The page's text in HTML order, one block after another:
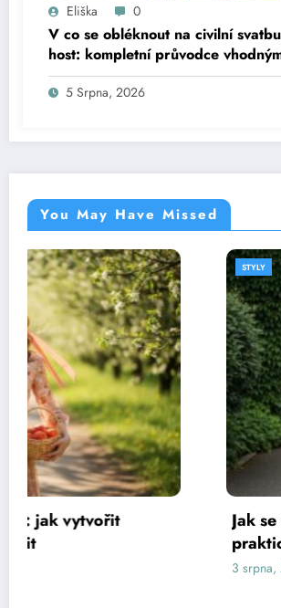
Eliška 0
V co se obléknout na civilní
host: kompletní průvodce
oblečením
5 Srpna, 2026
You May Have Missed
STYLY
Jak se obléct na svatbu bez
praktický průvodce vhodným